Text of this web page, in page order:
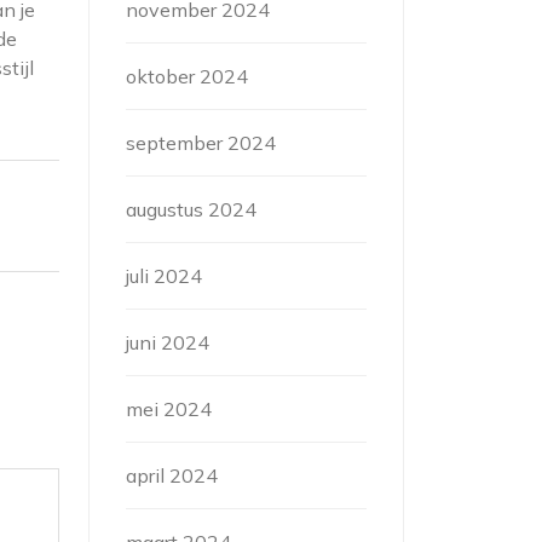
je
november 2024
oktober 2024
september 2024
augustus 2024
juli 2024
juni 2024
mei 2024
april 2024